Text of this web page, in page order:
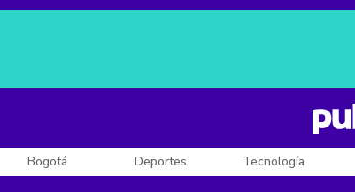
Posesión de De la Espriella
Bogotá Deportes Tecnología